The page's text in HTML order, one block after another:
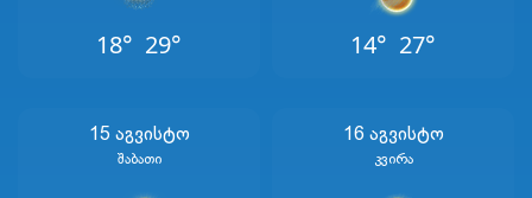
18° 29° 14° 27°
15 Აგვისტო
Შაბათი
16 Აგვისტო
Კვირა